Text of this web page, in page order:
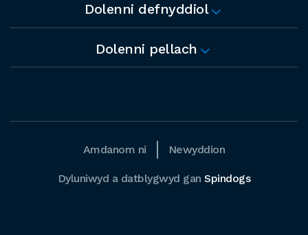
Dolenni defnyddiol
Dolenni pellach
Amdanom ni Newyddion
Dyluniwyd a datblygwyd ganSpindogs